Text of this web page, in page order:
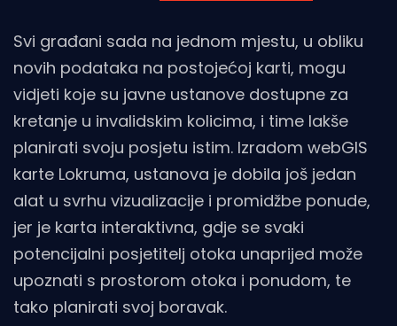
Svi građani sada na jednom mjestu, u obliku
novih podataka na postojećoj karti, mogu
vidjeti koje su javne ustanove dostupne za
kretanje u invalidskim kolicima, i time lakše
planirati svoju posjetu istim. Izradom webGIS
karte Lokruma, ustanova je dobila još jedan
alat u svrhu vizualizacije i promidžbe ponude,
jer je karta interaktivna, gdje se svaki
potencijalni posjetitelj otoka unaprijed može
upoznati s prostorom otoka i ponudom, te
tako planirati svoj boravak.